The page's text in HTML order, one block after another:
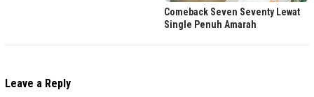
Comeback Seven Seventy Lewat
Single Penuh Amarah
Leave a Reply